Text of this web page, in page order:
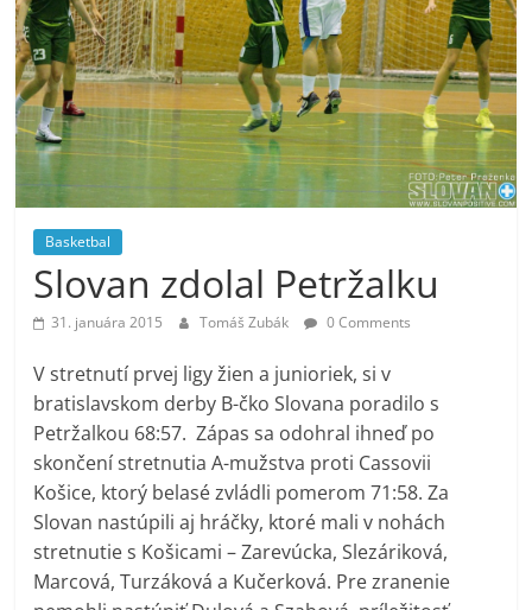
Basketbal
Slovan zdolal Petržalku
31. januára 2015 Tomáš Zubák 0 Comments
V stretnutí prvej ligy žien a junioriek, si v
bratislavskom derby B-čko Slovana poradilo s
Petržalkou 68:57. Zápas sa odohral ihneď po
skončení stretnutia A-mužstva proti Cassovii
Košice, ktorý belasé zvládli pomerom 71:58. Za
Slovan nastúpili aj hráčky, ktoré mali v nohách
stretnutie s Košicami – Zarevúcka, Slezáriková,
Marcová, Turzáková a Kučerková. Pre zranenie